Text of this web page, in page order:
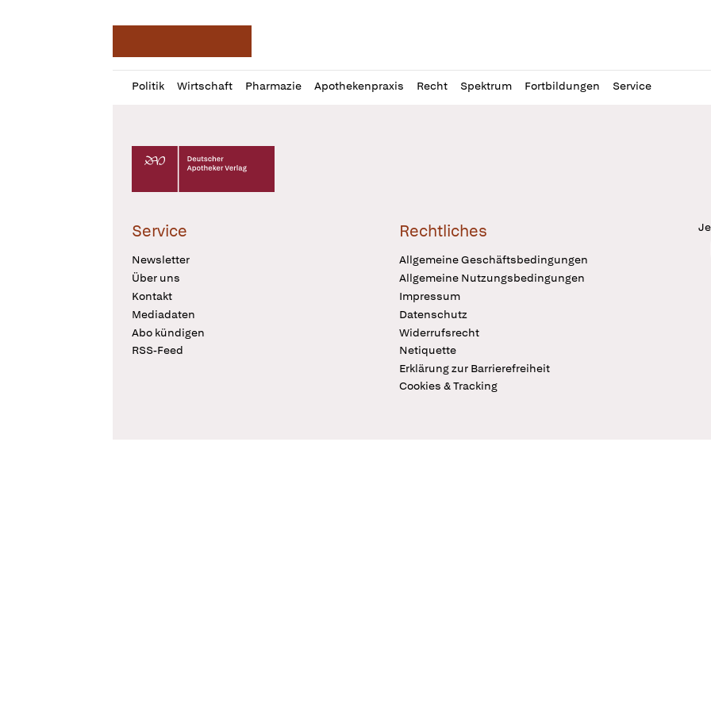
Politik Wirtschaft Pharmazie Apothekenpraxis Recht Spektrum Fortbildungen Service
Profil
öffnen
Daz
Pur
Deutscher Apotheker Verlag Logo
Service
Newsletter
Über uns
Kontakt
Mediadaten
Abo kündigen
RSS-Feed
Rechtliches
Allgemeine Geschäftsbedingungen
Allgemeine Nutzungsbedingungen
Impressum
Datenschutz
Widerrufsrecht
Netiquette
Erklärung zur Barrierefreiheit
Cookies & Tracking